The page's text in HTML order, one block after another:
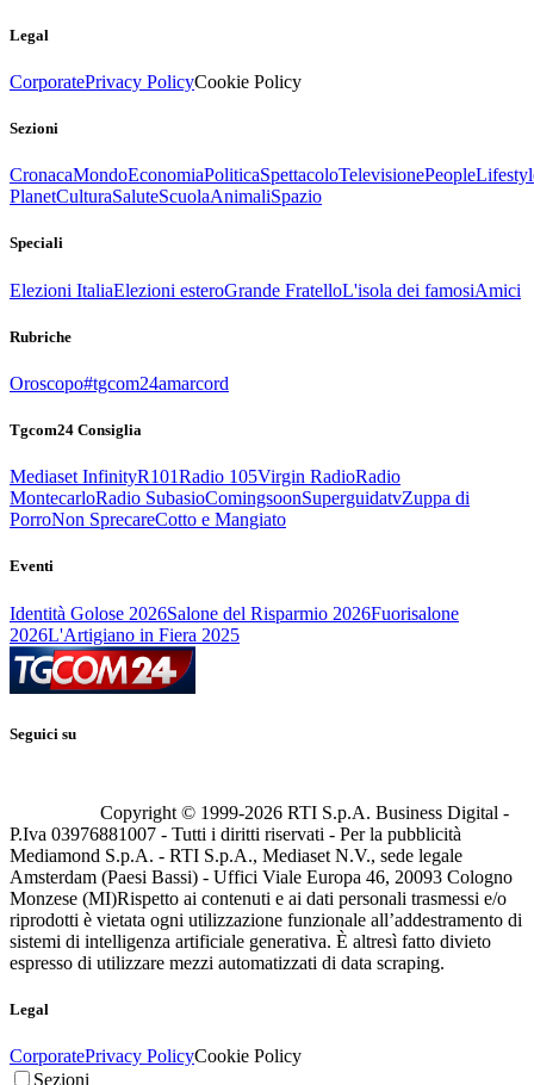
Legal
CorporatePrivacy PolicyCookie Policy
Sezioni
CronacaMondoEconomiaPoliticaSpettacoloTelevisionePeople
PlanetCulturaSaluteScuolaAnimaliSpazio
Speciali
Elezioni ItaliaElezioni esteroGrande FratelloL'isola dei famosiAmici
Rubriche
Oroscopo#tgcom24amarcord
Tgcom24 Consiglia
Mediaset InfinityR101Radio 105Virgin RadioRadio
MontecarloRadio SubasioComingsoonSuperguidatvZuppa di
PorroNon SprecareCotto e Mangiato
Eventi
Identità Golose 2026Salone del Risparmio 2026Fuorisalone
2026L'Artigiano in Fiera 2025
Seguici su
Copyright © 1999-2026 RTI S.p.A. Business Digital -
P.Iva 03976881007 - Tutti i diritti riservati - Per la pubblicità
Mediamond S.p.A. - RTI S.p.A., Mediaset N.V., sede legale
Amsterdam (Paesi Bassi) - Uffici Viale Europa 46, 20093 Cologno
Monzese (MI)Rispetto ai contenuti e ai dati personali trasmessi e/o
riprodotti è vietata ogni utilizzazione funzionale all’addestramento di
sistemi di intelligenza artificiale generativa. È altresì fatto divieto
espresso di utilizzare mezzi automatizzati di data scraping.
Legal
CorporatePrivacy PolicyCookie Policy
Sezioni